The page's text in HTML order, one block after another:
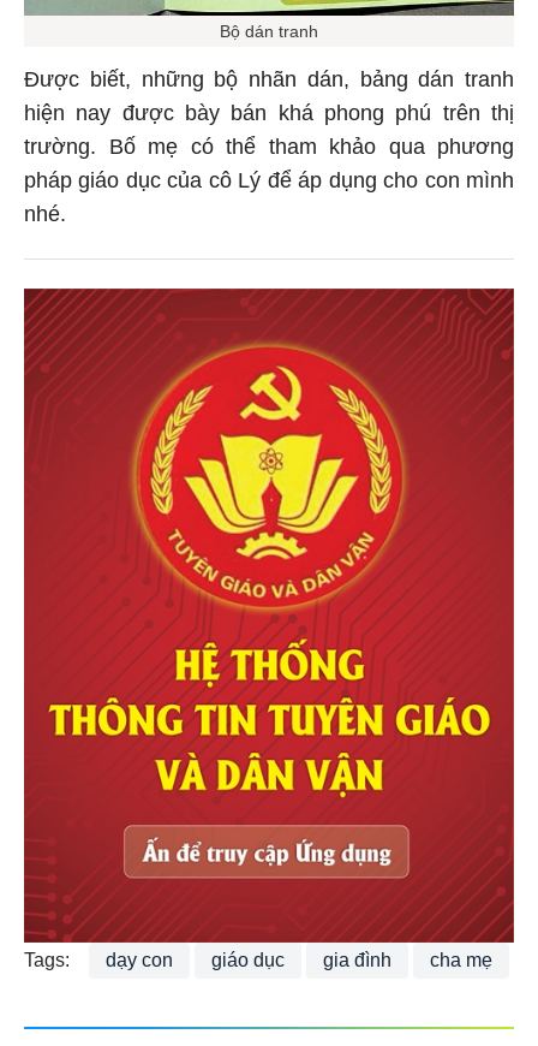
Bộ dán tranh
Được biết, những bộ nhãn dán, bảng dán tranh
hiện nay được bày bán khá phong phú trên thị
trường. Bố mẹ có thể tham khảo qua phương
pháp giáo dục của cô Lý để áp dụng cho con mình
nhé.
Tags: dạy con giáo dục gia đình cha mẹ